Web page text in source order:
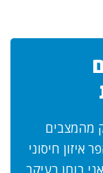
מהמצבים
איזון חיסוני
בוחן בעיקר